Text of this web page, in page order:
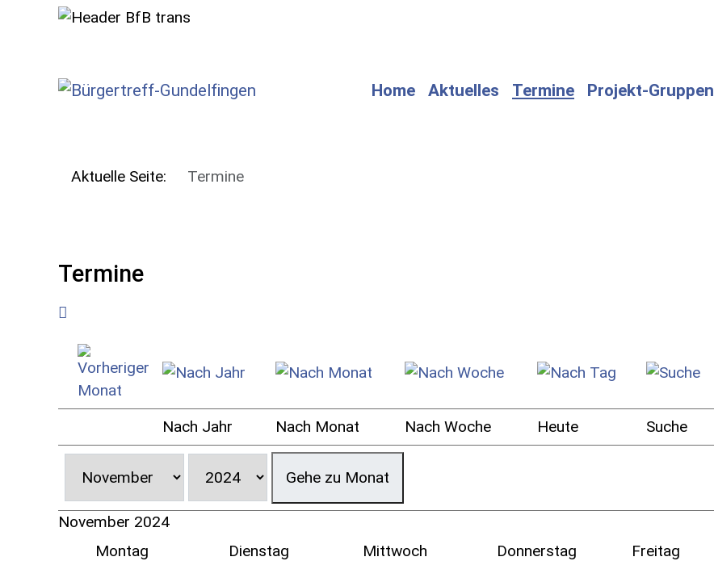
Home
Aktuelles Termine Projekt-Gruppen
Aktuelle Seite: Termine
Termine
Nach Jahr Nach Monat Nach Woche Heute Suche
Gehe zu Monat
November 2024
Montag
Dienstag Mittwoch Donnerstag Freitag